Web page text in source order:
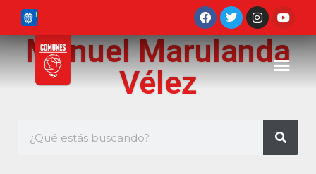
Manuel Marulanda
Vélez